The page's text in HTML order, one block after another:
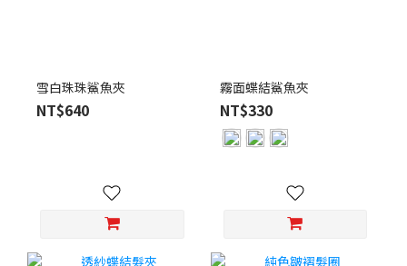
雪白珠珠鯊魚夾
NT$640
霧面蝶結鯊魚夾
NT$330